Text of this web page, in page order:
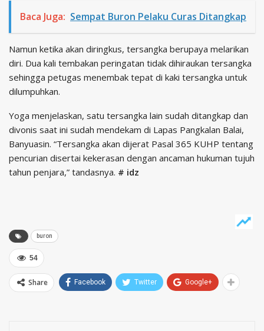
Baca Juga: Sempat Buron Pelaku Curas Ditangkap
Namun ketika akan diringkus, tersangka berupaya melarikan
diri. Dua kali tembakan peringatan tidak dihiraukan tersangka
sehingga petugas menembak tepat di kaki tersangka untuk
dilumpuhkan.
Yoga menjelaskan, satu tersangka lain sudah ditangkap dan
divonis saat ini sudah mendekam di Lapas Pangkalan Balai,
Banyuasin. “Tersangka akan dijerat Pasal 365 KUHP tentang
pencurian disertai kekerasan dengan ancaman hukuman tujuh
tahun penjara,” tandasnya. # idz
buron
54
Share Facebook Twitter Google+